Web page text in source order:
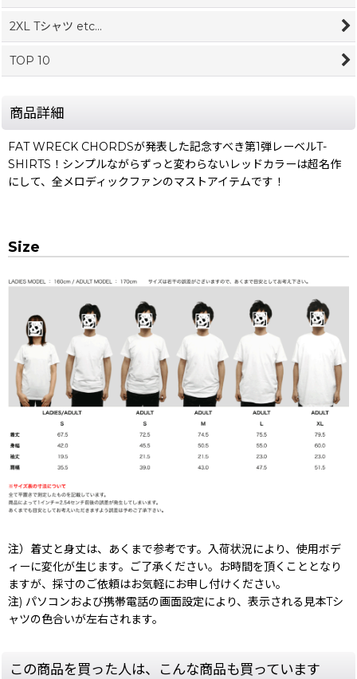
2XL Tシャツ etc...
TOP 10
商品詳細
FAT WRECK CHORDSが発表した記念すべき第1弾レーベルT-
SHIRTS！シンプルながらずっと変わらないレッドカラーは超名作
にして、全メロディックファンのマストアイテムです！
Size
注）着丈と身丈は、あくまで参考です。入荷状況により、使用ボデ
ィーに変化が生じます。ご了承ください。お時間を頂くこととなり
ますが、採寸のご依頼はお気軽にお申し付けください。
注) パソコンおよび携帯電話の画面設定により、表示される見本Tシ
ャツの色合いが左右されます。
この商品を買った人は、こんな商品も買っています